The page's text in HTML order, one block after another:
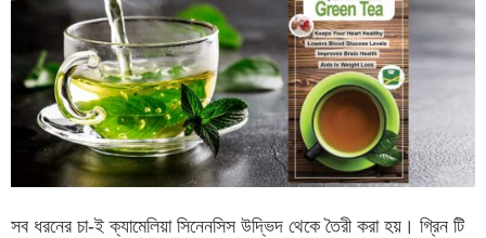
সব ধরনের চা-ই ক্যামেলিয়া সিনেনসিস উদ্ভিদ থেকে তৈরী করা হয়। গ্রিন টি